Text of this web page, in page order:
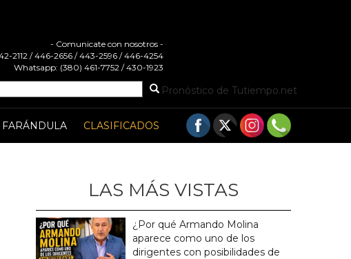
- Comunicate con nosotros -
2112 / 446-2656 / 443-2596 / 446-4254
Whatsapp: (380) 461-7752 / 430-1923
Pronóstico de Tutiempo.net
FARÁNDULA CLASIFICADOS
LAS MÁS VISTAS
¿Por qué Armando Molina
aparece como uno de los
dirigentes con posibilidades de